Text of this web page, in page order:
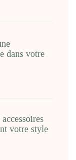
dans votre
votre style